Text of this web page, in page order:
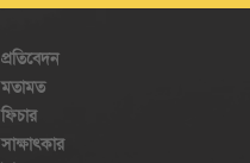
প্রতিবেদন
মতামত
ফিচার
সাক্ষাৎকার